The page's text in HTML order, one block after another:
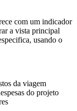
com um indicador
a vista principal
usando o
da viagem
do projeto